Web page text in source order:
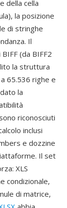
della cella
la posizione
di stringhe
Il
(da BIFF2
la struttura
65.536 righe e
la
riconosciuti
inclusi
e dozzine
Il set
XLS
condizionale,
di matrice,